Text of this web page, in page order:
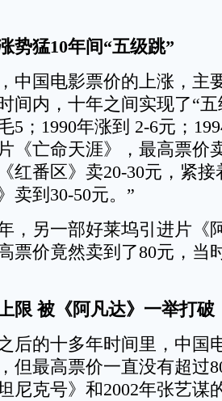
势猛10年间“五级跳”
国电影票价的上涨，主
间内，十年之间实现了“五
5；1990年涨到 2-6元；
《亡命天涯》，最高票价
红番区》卖20-30元，紧
卖到30-50元。”
另一部好莱坞引进片《
票价竟然卖到了80元，当
限 被《阿凡达》一举打破
的十多年时间里，中国
但最高票价一直没有超过
尼克号》和2002年张艺谋